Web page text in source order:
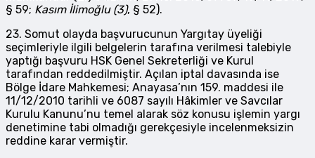
§ 59; Kasım İlimoğlu (3), § 52).
23. Somut olayda başvurucunun Yargıtay üyeliği
seçimleriyle ilgili belgelerin tarafına verilmesi talebiyle
yaptığı başvuru HSK Genel Sekreterliği ve Kurul
tarafından reddedilmiştir. Açılan iptal davasında ise
Bölge İdare Mahkemesi; Anayasa’nın 159. maddesi ile
11/12/2010 tarihli ve 6087 sayılı Hâkimler ve Savcılar
Kurulu Kanunu’nu temel alarak söz konusu işlemin yargı
denetimine tabi olmadığı gerekçesiyle incelenmeksizin
reddine karar vermiştir.